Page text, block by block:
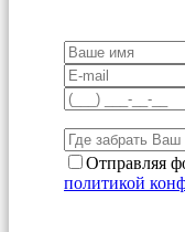
Отправляя
политикой